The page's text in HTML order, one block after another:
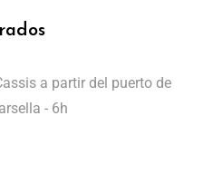
a partir del puerto de
- 6h